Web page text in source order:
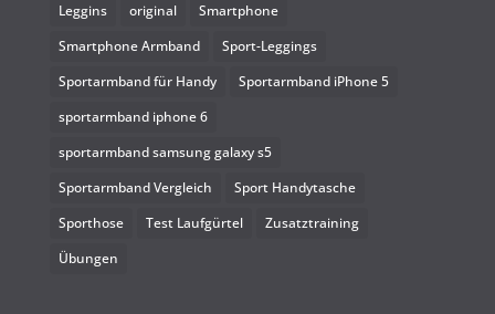
Leggins
original
Smartphone
Smartphone Armband
Sport-Leggings
Sportarmband für Handy
Sportarmband iPhone 5
sportarmband iphone 6
sportarmband samsung galaxy s5
Sportarmband Vergleich
Sport Handytasche
Sporthose
Test Laufgürtel
Zusatztraining
Übungen